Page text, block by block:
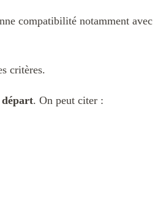
compatibilité notamment avec
critères.
départ. On peut citer :